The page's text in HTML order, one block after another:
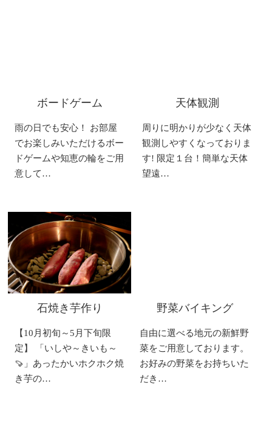
ボードゲーム
雨の日でも安心！ お部屋
でお楽しみいただけるボー
ドゲームや知恵の輪をご用
意して…
天体観測
周りに明かりが少なく天体
観測しやすくなっておりま
す! 限定１台！簡単な天体
望遠…
石焼き芋作り
【10月初旬～5月下旬限
定】 「いしや～きいも～
🍠」あったかいホクホク焼
き芋の…
野菜バイキング
自由に選べる地元の新鮮野
菜をご用意しております。
お好みの野菜をお持ちいた
だき…